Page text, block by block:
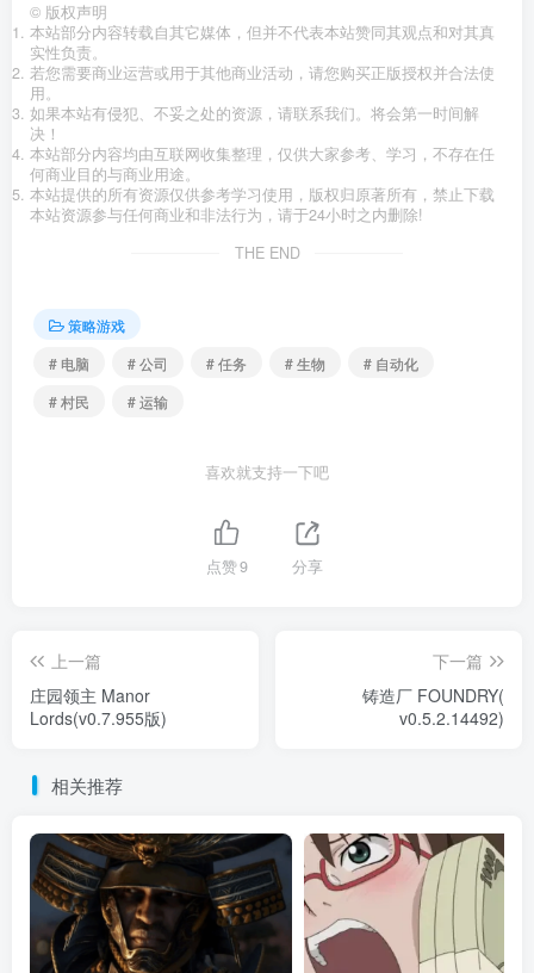
© 版权声明
本站部分内容转载自其它媒体，但并不代表本站赞同其观点和对其真
实性负责。
若您需要商业运营或用于其他商业活动，请您购买正版授权并合法使
用。
如果本站有侵犯、不妥之处的资源，请联系我们。将会第一时间解
决！
本站部分内容均由互联网收集整理，仅供大家参考、学习，不存在任
何商业目的与商业用途。
本站提供的所有资源仅供参考学习使用，版权归原著所有，禁止下载
本站资源参与任何商业和非法行为，请于24小时之内删除!
THE END
策略游戏
# 电脑
# 公司 # 任务 # 生物
# 自动化
# 村民
# 运输
喜欢就支持一下吧
点赞9 分享
上一篇
庄园领主 Manor
Lords(v0.7.955版)
下一篇
铸造厂 FOUNDRY(
v0.5.2.14492)
相关推荐